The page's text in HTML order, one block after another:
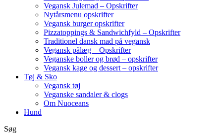
Vegansk Julemad – Opskrifter
Nytårsmenu opskrifter
Vegansk burger opskrifter
Pizzatoppings & Sandwichfyld – Opskrifter
Traditionel dansk mad på vegansk
Vegansk pålæg – Opskrifter
Veganske boller og brød – opskrifter
Vegansk kage og dessert – opskrifter
Tøj & Sko
Vegansk tøj
Veganske sandaler & clogs
Om Nuoceans
Hund
Søg